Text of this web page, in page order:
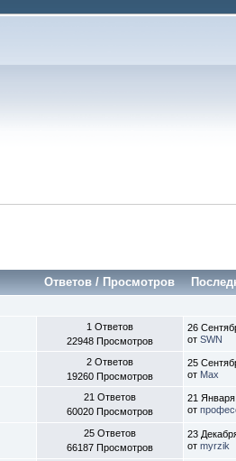
Ответов /Просмотров
1 Ответов
22948 Просмотров
26
отSWN
2 Ответов
19260 Просмотров
25
от Max
21 Ответов
60020 Просмотров
21
от
25 Ответов
66187 Просмотров
23
отmyrzik